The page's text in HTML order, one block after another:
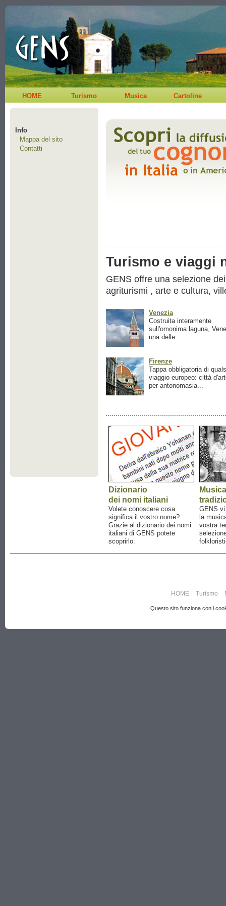
HOME Turismo Musica Cartoline
Info
Mappa del sito
Contatti
Turismo e viaggi
GENS offre una selezione
agriturismi , arte e cultura,
Venezia
Costruita interamente
sull'omonima laguna,
una delle...
Firenze
Tappa obbligatoria di
viaggio europeo: città
per antonomasia...
Dizionario
dei nomi italiani
Volete conoscere cosa
significa il vostro nome?
Grazie al dizionario dei nomi
italiani di GENS potete
scoprirlo.
Musica
GENS
la
vostra
HOME Turismo
Questo sito funziona con i